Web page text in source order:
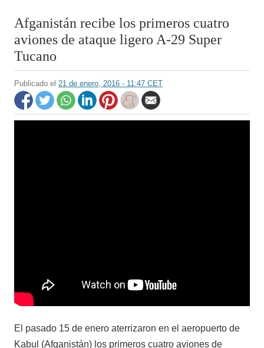
Afganistán recibe los primeros cuatro
aviones de ataque ligero A-29 Super
Tucano
Publicado el 21 de enero, 2016 - 11:47 CET
El pasado 15 de enero aterrizaron en el aeropuerto de
Kabul (Afganistán) los primeros cuatro aviones de